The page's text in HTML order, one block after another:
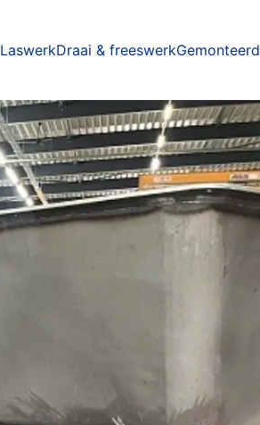
LaswerkDraai & freeswerkGemonteerd